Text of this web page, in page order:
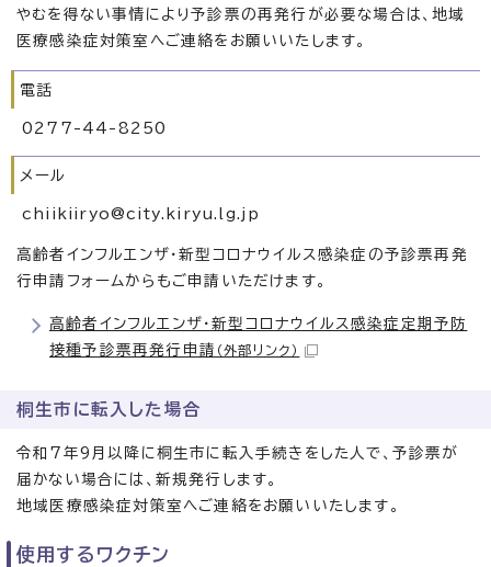
やむを得ない事情により予診票の再発行が必要な場合は、地域
医療感染症対策室へご連絡をお願いいたします。
電話
0277-44-8250
メール
chiikiiryo@city.kiryu.lg.jp
高齢者インフルエンザ・新型コロナウイルス感染症の予診票再発
行申請フォームからもご申請いただけます。
高齢者インフルエンザ・新型コロナウイルス感染症定期予防
接種予診票再発行申請 （外部リンク）
桐生市に転入した場合
令和7年9月以降に桐生市に転入手続きをした人で、予診票が
届かない場合には、新規発行します。
地域医療感染症対策室へご連絡をお願いいたします。
使用するワクチン